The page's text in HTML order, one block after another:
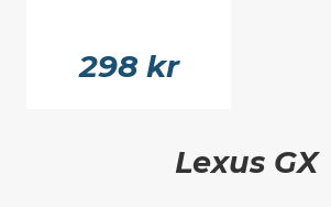
298 kr
Lexus GX